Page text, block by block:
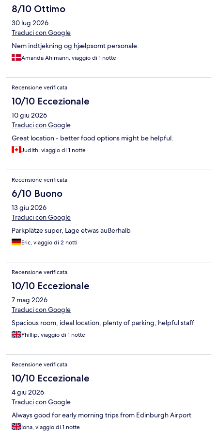
8/10 Ottimo
30 lug 2026
Traduci con Google
Nem indtjekning og hjælpsomt personale.
Amanda Ahlmann, viaggio di 1 notte
Recensione verificata
10/10 Eccezionale
10 giu 2026
Traduci con Google
Great location - better food options might be helpful.
Judith, viaggio di 1 notte
Recensione verificata
6/10 Buono
13 giu 2026
Traduci con Google
Parkplätze super, Lage etwas außerhalb
Eric, viaggio di 2 notti
Recensione verificata
10/10 Eccezionale
7 mag 2026
Traduci con Google
Spacious room, ideal location, plenty of parking, helpful staff
Phillip, viaggio di 1 notte
Recensione verificata
10/10 Eccezionale
4 giu 2026
Traduci con Google
Always good for early morning trips from Edinburgh Airport
Iona, viaggio di 1 notte